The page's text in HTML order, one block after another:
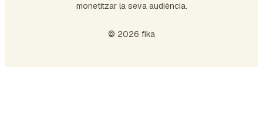
monetitzar la seva audiència.
© 2026 fika